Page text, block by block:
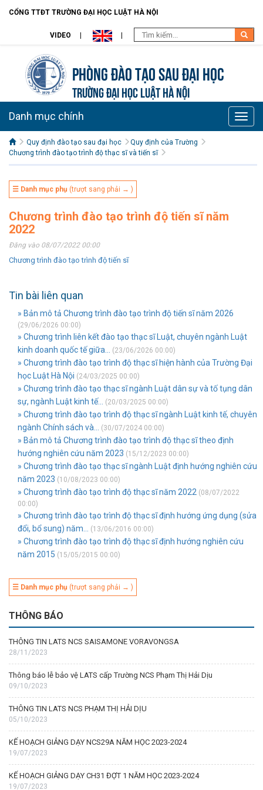
CỔNG TTĐT TRƯỜNG ĐẠI HỌC LUẬT HÀ NỘI
VIDEO
Phòng Đào tạo Sau đại học
TRƯỜNG ĐẠI HỌC LUẬT HÀ NỘI
Toggle
Danh mục chính
Quy định đào tạo sau đại học
Quy định của Trường
Chương trình đào tạo trình độ thạc sĩ và tiến sĩ
☰ Danh mục phụ (trượt sang phải → )
Chương trình đào tạo trình độ tiến sĩ năm
2022
Đăng vào 08/07/2022 00:00
Chương trình đào tạo trình độ tiến sĩ
Tin bài liên quan
» Bản mô tả Chương trình đào tạo trình độ tiến sĩ năm 2026
(29/06/2026 00:00)
» Chương trình liên kết đào tạo thạc sĩ Luật, chuyên ngành Luật
kinh doanh quốc tế giữa...
(23/06/2026 00:00)
» Chương trình đào tạo trình độ thạc sĩ hiện hành của Trường Đại
học Luật Hà Nội (24/03/2025 00:00)
» Chương trình đào tạo thạc sĩ ngành Luật dân sự và tố tụng dân
sự, ngành Luật kinh tế...
(20/03/2025 00:00)
» Chương trình đào tạo trình độ thạc sĩ ngành Luật kinh tế, chuyên
ngành Chính sách và...
(30/07/2024 00:00)
» Bản mô tả Chương trình đào tạo trình độ thạc sĩ theo định
hướng nghiên cứu năm 2023 (15/12/2023 00:00)
» Chương trình đào tạo thạc sĩ ngành Luật định hướng nghiên cứu
năm 2023 (10/08/2023 00:00)
» Chương trình đào tạo trình độ thạc sĩ năm 2022 (08/07/2022
00:00)
» Chương trình đào tạo trình độ thạc sĩ định hướng ứng dụng (sửa
đổi, bổ sung) năm...
(13/06/2016 00:00)
» Chương trình đào tạo trình độ thạc sĩ định hướng nghiên cứu
năm 2015 (15/05/2015 00:00)
☰ Danh mục phụ (trượt sang phải → )
THÔNG BÁO
THÔNG TIN LATS NCS SAISAMONE VORAVONGSA
28/11/2023
Thông báo lễ bảo vệ LATS cấp Trường NCS Phạm Thị Hải Dịu
09/10/2023
THÔNG TIN LATS NCS PHẠM THỊ HẢI DỊU
05/10/2023
KẾ HOẠCH GIẢNG DẠY NCS29A NĂM HỌC 2023-2024
19/07/2023
KẾ HOẠCH GIẢNG DẠY CH31 ĐỢT 1 NĂM HỌC 2023-2024
19/07/2023